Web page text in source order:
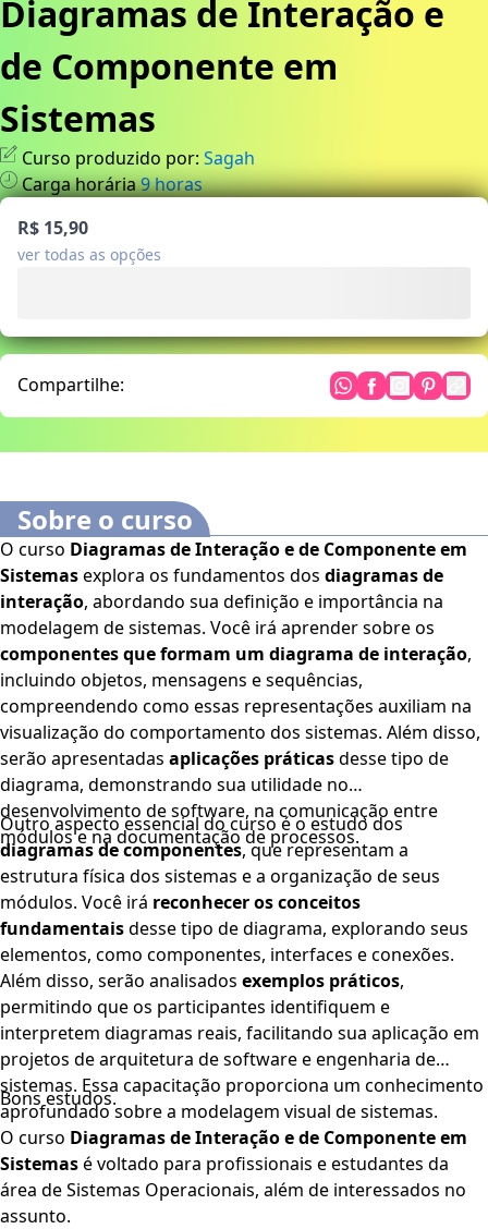
Diagramas de Interação e
de Componente em
Sistemas
Curso produzido por: Sagah
Carga horária9horas
R$ 15,90
ver todas as opções
Compartilhe:
Sobre o curso
O curso Diagramas de Interação e de Componente em
Sistemasexplora os fundamentos dos diagramas de
interação, abordando sua definição e importância na
modelagem de sistemas. Você irá aprender sobre os
componentes que formam um diagrama de interação,
incluindo objetos, mensagens e sequências,
compreendendo como essas representações auxiliam na
visualização do comportamento dos sistemas. Além disso,
serão apresentadas aplicações práticasdesse tipo de
diagrama, demonstrando sua utilidade no
desenvolvimento de software, na comunicação entre
módulos e na documentação de processos.
Outro aspecto essencial do curso é o estudo dos
diagramas de componentes, que representam a
estrutura física dos sistemas e a organização de seus
módulos. Você irá reconhecer os conceitos
fundamentaisdesse tipo de diagrama, explorando seus
elementos, como componentes, interfaces e conexões.
Além disso, serão analisados exemplos práticos,
permitindo que os participantes identifiquem e
interpretem diagramas reais, facilitando sua aplicação em
projetos de arquitetura de software e engenharia de
sistemas. Essa capacitação proporciona um conhecimento
aprofundado sobre a modelagem visual de sistemas.
Bons estudos.
O curso Diagramas de Interação e de Componente em
Sistemasé voltado para profissionais e estudantes da
área de Sistemas Operacionais, além de interessados no
assunto.